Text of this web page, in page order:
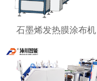
石墨烯发热膜涂布机